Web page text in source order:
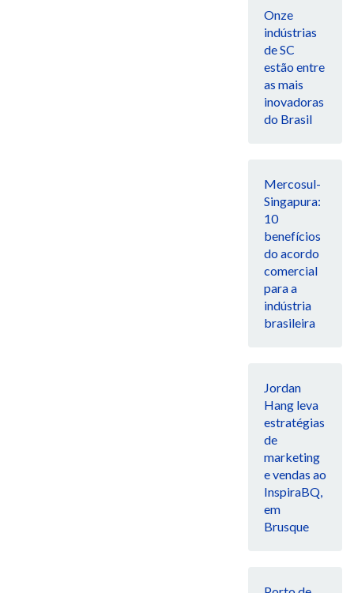
Onze
indústrias
de SC
estão entre
as mais
inovadoras
do Brasil
Mercosul-
Singapura:
10
benefícios
do acordo
comercial
para a
indústria
brasileira
Jordan
Hang leva
estratégias
de
marketing
e vendas ao
InspiraBQ,
em
Brusque